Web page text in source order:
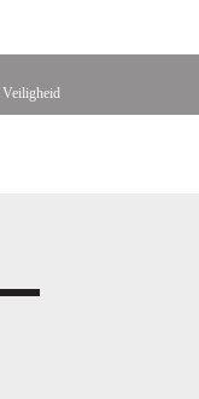
Veiligheid